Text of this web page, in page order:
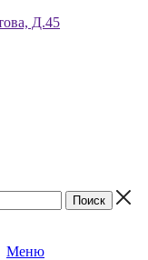
Д.45
Меню